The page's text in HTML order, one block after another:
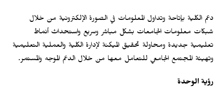
دعم الكلية بإتاحة وتداول المعلومات في الصورة الإلكترونية من خلال
شبكات معلومات الجامعات بشكل مباشر وسريع واستحداث أنماط
تعليمية جديدة ومحاولة تحقيق الميكنة لإدارة الكلية والعملية التعليمية
وتهيئة المجتمع الجامعي للتعامل معها من خلال الدعم الموجه والمستمر.
رؤية الوحدة